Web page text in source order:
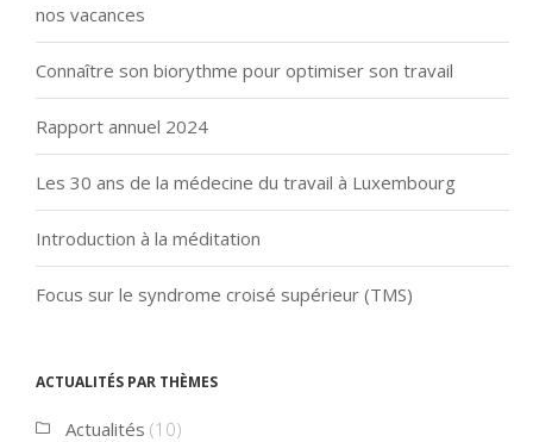
nos vacances
Connaître son biorythme pour optimiser son travail
Rapport annuel 2024
Les 30 ans de la médecine du travail à Luxembourg
Introduction à la méditation
Focus sur le syndrome croisé supérieur (TMS)
Actualités par thèmes
Actualités (10)